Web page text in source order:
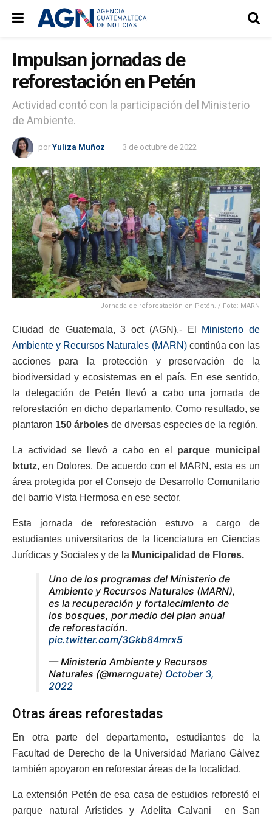
Impulsan jornadas de
reforestación en Petén
Actividad contó con la participación del Ministerio
de Ambiente.
por Yuliza Muñoz 3 de octubre de 2022
Jornada de reforestación en Petén. / Foto: MARN
Ciudad de Guatemala, 3 oct (AGN).- El
Ministerio de
Ambiente y Recursos Naturales (MARN)continúa con las
acciones para la protección y preservación de la
biodiversidad y ecosistemas en el país. En ese sentido,
la delegación de Petén llevó a cabo una jornada de
reforestación en dicho departamento. Como resultado, se
plantaron 150 árboles de diversas especies de la región.
La actividad se llevó a cabo en el parque municipal
Ixtutz, en Dolores. De acuerdo con el MARN, esta es un
área protegida por el Consejo de Desarrollo Comunitario
del barrio Vista Hermosa en ese sector.
Esta jornada de reforestación estuvo a cargo de
estudiantes universitarios de la licenciatura en Ciencias
Jurídicas y Sociales y de la Municipalidad de Flores.
Uno de los programas del Ministerio de
Ambiente y Recursos Naturales (MARN),
es la recuperación y fortalecimiento de
los bosques, por medio del plan anual
de reforestación.
pic.twitter.com/3Gkb84mrx5
— Ministerio Ambiente y Recursos
Naturales (@marnguate) October 3,
2022
Otras áreas reforestadas
En otra parte del departamento, estudiantes de la
Facultad de Derecho de la Universidad Mariano Gálvez
también apoyaron en reforestar áreas de la localidad.
La extensión Petén de esa casa de estudios reforestó el
parque natural Arístides y Adelita Calvani en San